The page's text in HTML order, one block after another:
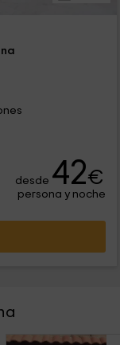
desde 42€
persona y noche